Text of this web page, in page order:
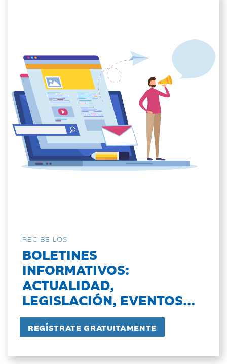
RECIBE LOS
BOLETINES
INFORMATIVOS:
ACTUALIDAD,
LEGISLACIÓN, EVENTOS...